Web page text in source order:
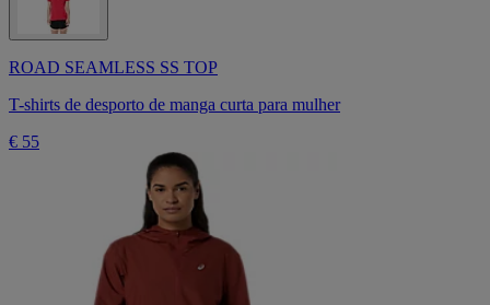
ROAD SEAMLESS SS TOP
T-shirts de desporto de manga curta para mulher
€ 55